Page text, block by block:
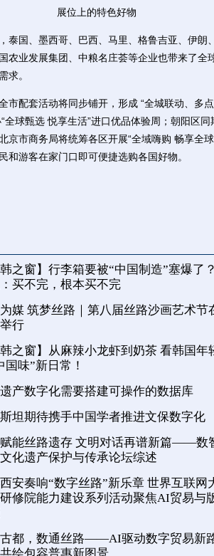
展位上的特色好物
国、墨西哥、巴西、马里、格鲁吉亚、伊朗
农业发展集团、中粮名庄荟等企业也带来了全
求。
配套活动将同步铺开，形成 “全城联动、多点
球甄选 悦享生活”进口优品体验周；朝阳区同
京市商务局将统筹各区开展“全域嗨购 畅享全
和游客在家门口即可便捷选购各国好物。
韩之窗】行李箱要被“中国制造”塞爆了
买不完，根本买不完
媒 筑梦丝路｜第八届丝路沙画艺术节
行
韩之窗】从麻辣小龙虾到奶茶 看韩国年
国味”新日常！
产数字化需要搭建可操作的数据库
坦期待携手中国学者推进文保数字化
能丝路遗存 文明对话再谱新篇——数
化遗产保护与传承论坛综述
安奏响“数字丝路”新乐章 世界互联网
修院能力建设系列活动聚焦AI贸易与
都，数通丝路——AI驱动数字贸易新